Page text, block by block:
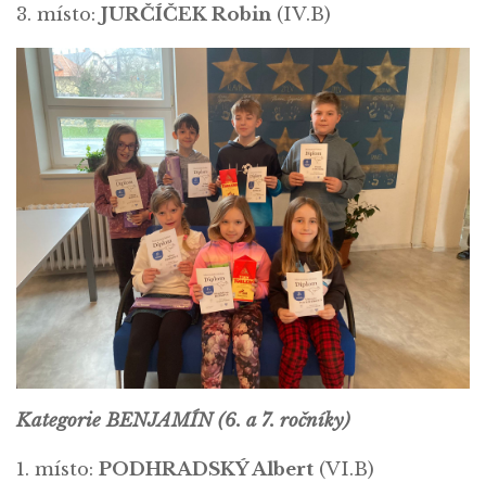
3. místo: JURČÍČEK Robin (IV.B)
Kategorie BENJAMÍN (6. a 7. ročníky)
1. místo: PODHRADSKÝ Albert (VI.B)